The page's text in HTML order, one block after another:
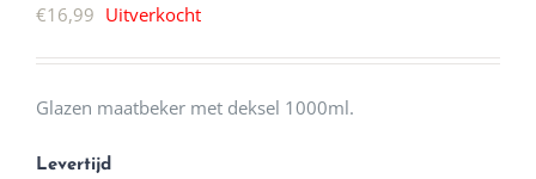
€16,99 Uitverkocht
Glazen maatbeker met deksel 1000ml.
Levertijd